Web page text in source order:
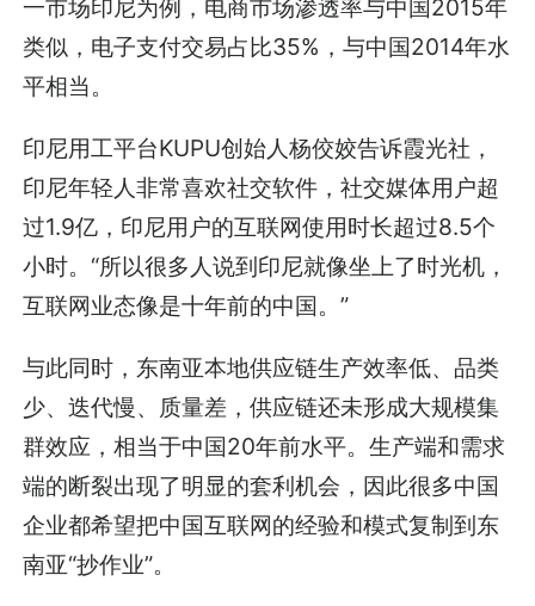
一市场印尼为例，电商市场渗透率与中国2015年
类似，电子支付交易占比35%，与中国2014年水
平相当。
印尼用工平台KUPU创始人杨佼姣告诉霞光社，
印尼年轻人非常喜欢社交软件，社交媒体用户超
过1.9亿，印尼用户的互联网使用时长超过8.5个
小时。“所以很多人说到印尼就像坐上了时光机，
互联网业态像是十年前的中国。”
与此同时，东南亚本地供应链生产效率低、品类
少、迭代慢、质量差，供应链还未形成大规模集
群效应，相当于中国20年前水平。生产端和需求
端的断裂出现了明显的套利机会，因此很多中国
企业都希望把中国互联网的经验和模式复制到东
南亚“抄作业”。